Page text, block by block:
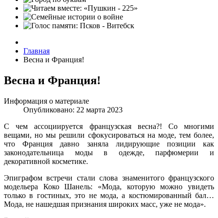
Главная
Весна и Франция!
Весна и Франция!
Информация о материале
Опубликовано: 22 марта 2023
С чем ассоциируется французская весна?! Со многими
вещами, но мы решили сфокусироваться на моде, тем более,
что Франция давно заняла лидирующие позиции как
законодательница моды в одежде, парфюмерии и
декоративной косметике.
Эпиграфом встречи стали слова знаменитого французского
модельера Коко Шанель: «Мода, которую можно увидеть
только в гостиных, это не мода, а костюмированный бал…
Мода, не нашедшая признания широких масс, уже не мода».